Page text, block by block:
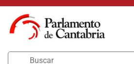
Pasar al contenido principal